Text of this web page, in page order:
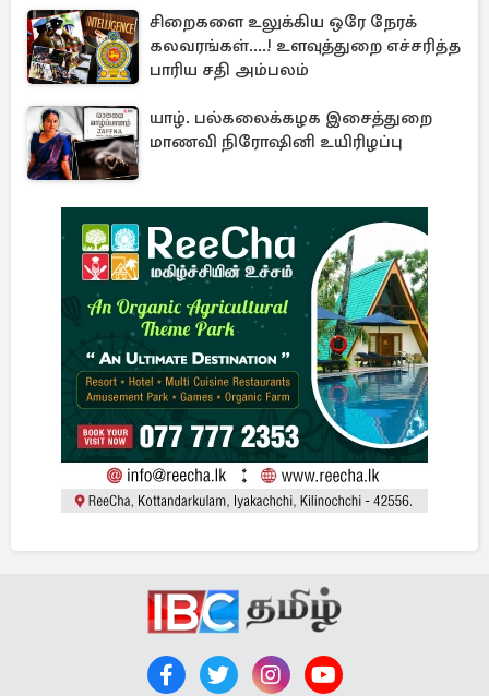
சிறைகளை உலுக்கிய ஒரே நேரக்
கலவரங்கள்....! உளவுத்துறை எச்சரித்த
பாரிய சதி அம்பலம்
யாழ். பல்கலைக்கழக இசைத்துறை
மாணவி நிரோஷினி உயிரிழப்பு